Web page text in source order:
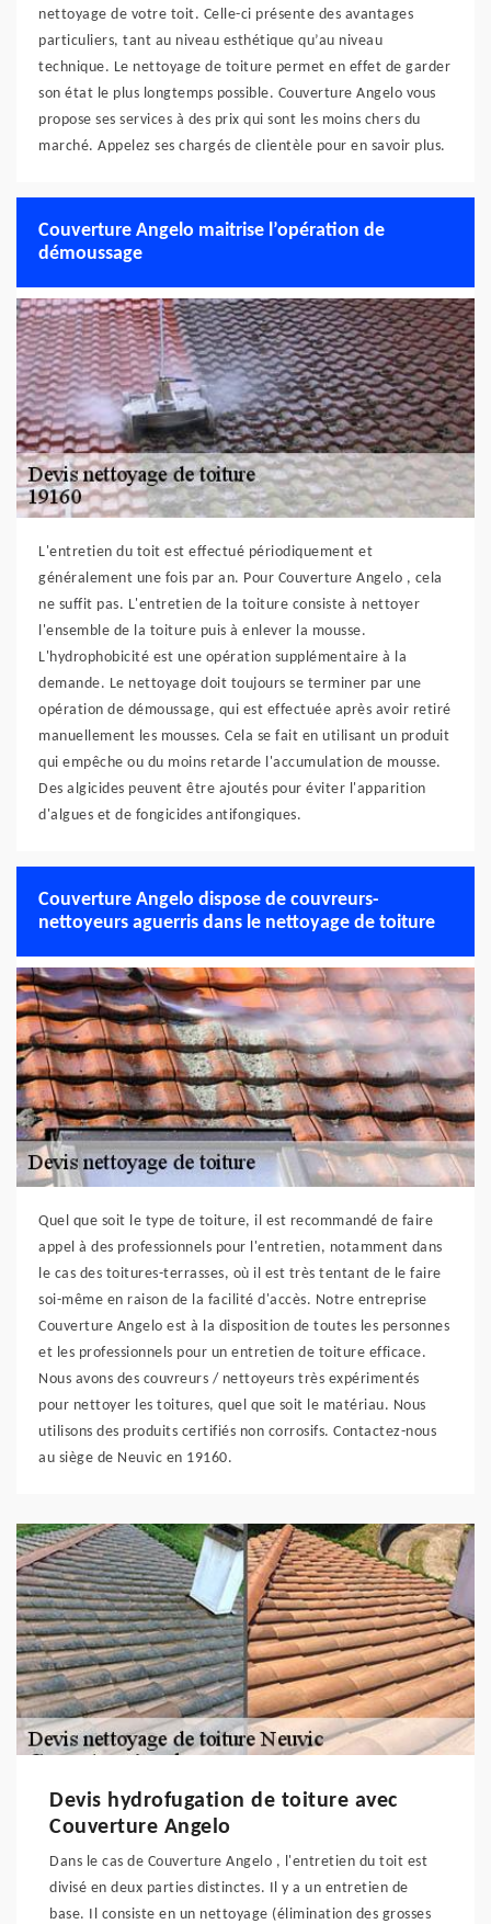
nettoyage de votre toit. Celle-ci présente des avantages
particuliers, tant au niveau esthétique qu’au niveau
technique. Le nettoyage de toiture permet en effet de garder
son état le plus longtemps possible. Couverture Angelo vous
propose ses services à des prix qui sont les moins chers du
marché. Appelez ses chargés de clientèle pour en savoir plus.
Couverture Angelo maitrise l’opération de
démoussage
L'entretien du toit est effectué périodiquement et
généralement une fois par an. Pour Couverture Angelo , cela
ne suffit pas. L'entretien de la toiture consiste à nettoyer
l'ensemble de la toiture puis à enlever la mousse.
L'hydrophobicité est une opération supplémentaire à la
demande. Le nettoyage doit toujours se terminer par une
opération de démoussage, qui est effectuée après avoir retiré
manuellement les mousses. Cela se fait en utilisant un produit
qui empêche ou du moins retarde l'accumulation de mousse.
Des algicides peuvent être ajoutés pour éviter l'apparition
d'algues et de fongicides antifongiques.
Couverture Angelo dispose de couvreurs-
nettoyeurs aguerris dans le nettoyage de toiture
Quel que soit le type de toiture, il est recommandé de faire
appel à des professionnels pour l'entretien, notamment dans
le cas des toitures-terrasses, où il est très tentant de le faire
soi-même en raison de la facilité d'accès. Notre entreprise
Couverture Angelo est à la disposition de toutes les personnes
et les professionnels pour un entretien de toiture efficace.
Nous avons des couvreurs / nettoyeurs très expérimentés
pour nettoyer les toitures, quel que soit le matériau. Nous
utilisons des produits certifiés non corrosifs. Contactez-nous
au siège de Neuvic en 19160.
Devis hydrofugation de toiture avec
Couverture Angelo
Dans le cas de Couverture Angelo , l'entretien du toit est
divisé en deux parties distinctes. Il y a un entretien de
base. Il consiste en un nettoyage (élimination des grosses